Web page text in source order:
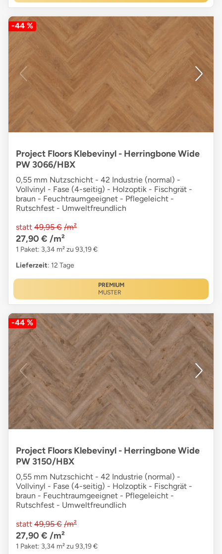
-44 %
Project Floors Klebevinyl - Herringbone Wide
PW 3066/HBX
0,55 mm Nutzschicht - 42 Industrie (normal) -
Vollvinyl - Fase (4-seitig) - Holzoptik - Fischgrät -
braun - Feuchtraumgeeignet - Pflegeleicht -
Rutschfest - Umweltfreundlich
statt 49,95 € /m²
27,90 € /m²
1 Paket: 3,34 m² zu 93,19 €
Lieferzeit: 12 Tage
PREMIUM
MUSTER
-44 %
Project Floors Klebevinyl - Herringbone Wide
PW 3150/HBX
0,55 mm Nutzschicht - 42 Industrie (normal) -
Vollvinyl - Fase (4-seitig) - Holzoptik - Fischgrät -
braun - Feuchtraumgeeignet - Pflegeleicht -
Rutschfest - Umweltfreundlich
statt 49,95 € /m²
27,90 € /m²
1 Paket: 3,34 m² zu 93,19 €